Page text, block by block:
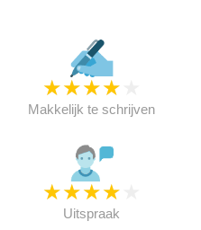
★★★★
Makkelijk te schrijven
★★★★
Uitspraak